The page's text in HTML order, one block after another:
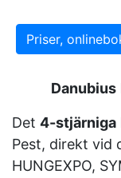
Priser,
Danubius
Det 4-stjärniga
Pest, direkt vid
HUNGEXPO,